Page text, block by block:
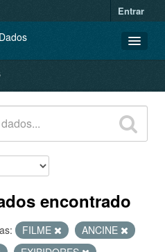
Entrar
encontrado
FILME
ANCINE